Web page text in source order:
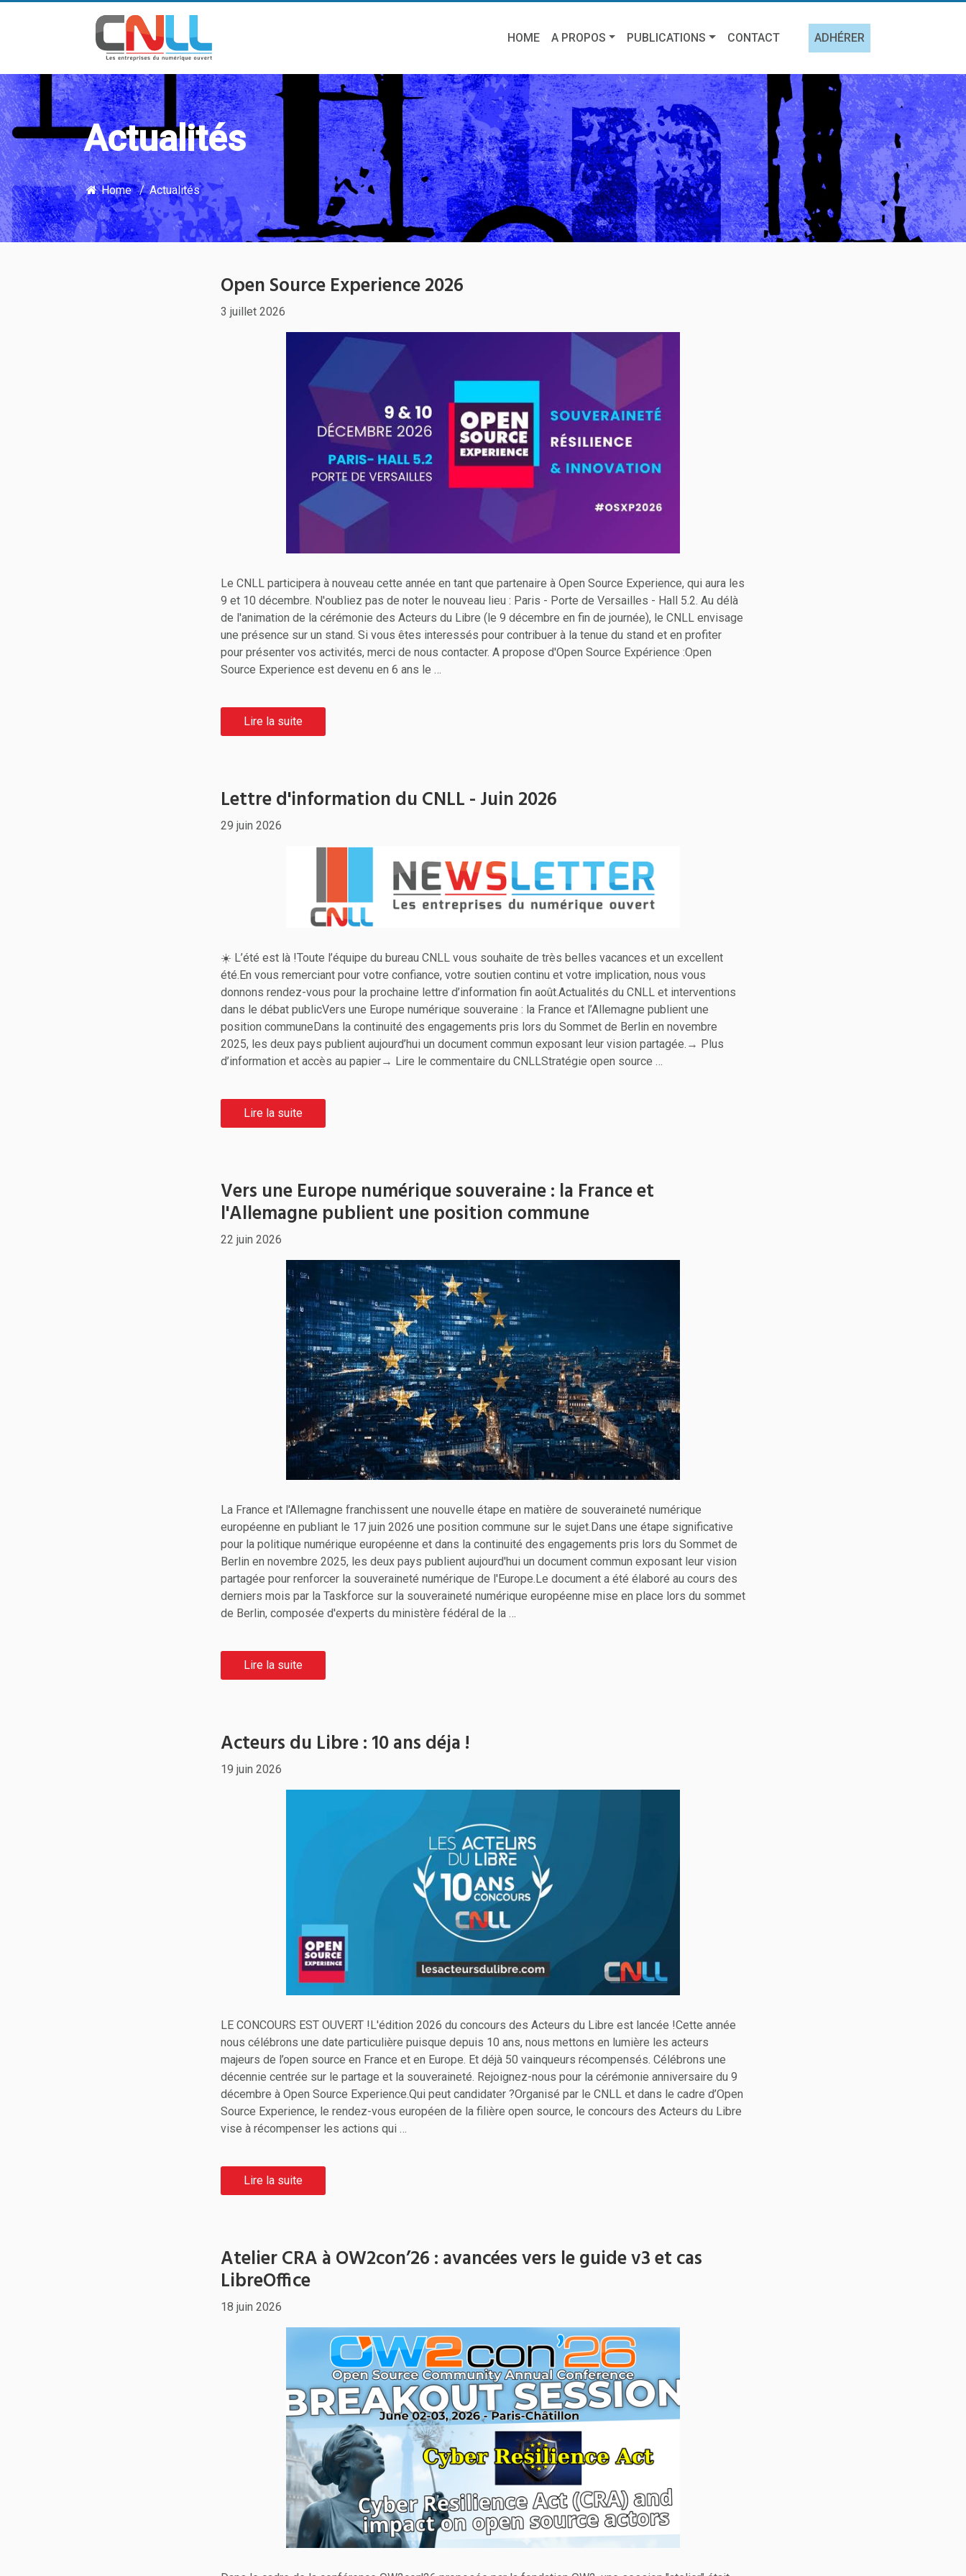
HOME A PROPOS PUBLICATIONS CONTACT ADHÉRER
Actualités
Home Actualités
Open Source Experience 2026
3 juillet 2026
Le CNLL participera à nouveau cette année en tant que partenaire à Open Source Experience, qui aura les
9 et 10 décembre. N'oubliez pas de noter le nouveau lieu : Paris - Porte de Versailles - Hall 5.2. Au délà
de l'animation de la cérémonie des Acteurs du Libre (le 9 décembre en fin de journée), le CNLL envisage
une présence sur un stand. Si vous êtes interessés pour contribuer à la tenue du stand et en profiter
pour présenter vos activités, merci de nous contacter. A propose d'Open Source Expérience :Open
Source Experience est devenu en 6 ans le …
Lire la suite
Lettre d'information du CNLL - Juin 2026
29 juin 2026
☀️ L’été est là !Toute l’équipe du bureau CNLL vous souhaite de très belles vacances et un excellent
été.En vous remerciant pour votre confiance, votre soutien continu et votre implication, nous vous
donnons rendez-vous pour la prochaine lettre d’information fin août.Actualités du CNLL et interventions
dans le débat publicVers une Europe numérique souveraine : la France et l’Allemagne publient une
position communeDans la continuité des engagements pris lors du Sommet de Berlin en novembre
2025, les deux pays publient aujourd’hui un document commun exposant leur vision partagée.→ Plus
d’information et accès au papier→ Lire le commentaire du CNLLStratégie open source …
Lire la suite
Vers une Europe numérique souveraine : la France et
l'Allemagne publient une position commune
22 juin 2026
La France et l'Allemagne franchissent une nouvelle étape en matière de souveraineté numérique
européenne en publiant le 17 juin 2026 une position commune sur le sujet.Dans une étape significative
pour la politique numérique européenne et dans la continuité des engagements pris lors du Sommet de
Berlin en novembre 2025, les deux pays publient aujourd'hui un document commun exposant leur vision
partagée pour renforcer la souveraineté numérique de l'Europe.Le document a été élaboré au cours des
derniers mois par la Taskforce sur la souveraineté numérique européenne mise en place lors du sommet
de Berlin, composée d'experts du ministère fédéral de la …
Lire la suite
Acteurs du Libre : 10 ans déja !
19 juin 2026
LE CONCOURS EST OUVERT !L'édition 2026 du concours des Acteurs du Libre est lancée !Cette année
nous célébrons une date particulière puisque depuis 10 ans, nous mettons en lumière les acteurs
majeurs de l’open source en France et en Europe. Et déjà 50 vainqueurs récompensés. Célébrons une
décennie centrée sur le partage et la souveraineté. Rejoignez-nous pour la cérémonie anniversaire du 9
décembre à Open Source Experience.Qui peut candidater ?Organisé par le CNLL et dans le cadre d’Open
Source Experience, le rendez-vous européen de la filière open source, le concours des Acteurs du Libre
vise à récompenser les actions qui …
Lire la suite
Atelier CRA à OW2con’26 : avancées vers le guide v3 et cas
LibreOffice
18 juin 2026